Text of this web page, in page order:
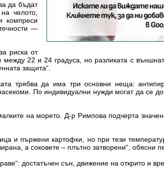
да бъдат
челото,
компреси
—
риска от
между 22 и 24 градуса, но разликата с
защита“.
трябва да има три основни неща:
По индивидуални нужди могат да се
на морето. Д-р Римпова подчерта
и пържени картофки, но при тези
а соковете – плътно затворени“, обясни
достатъчен сън, движение на открито и